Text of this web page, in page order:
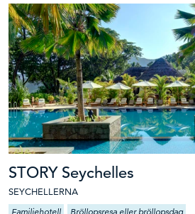
STORY Seychelles
SEYCHELLERNA
Familjehotell Bröllopsresa eller bröllopsdag